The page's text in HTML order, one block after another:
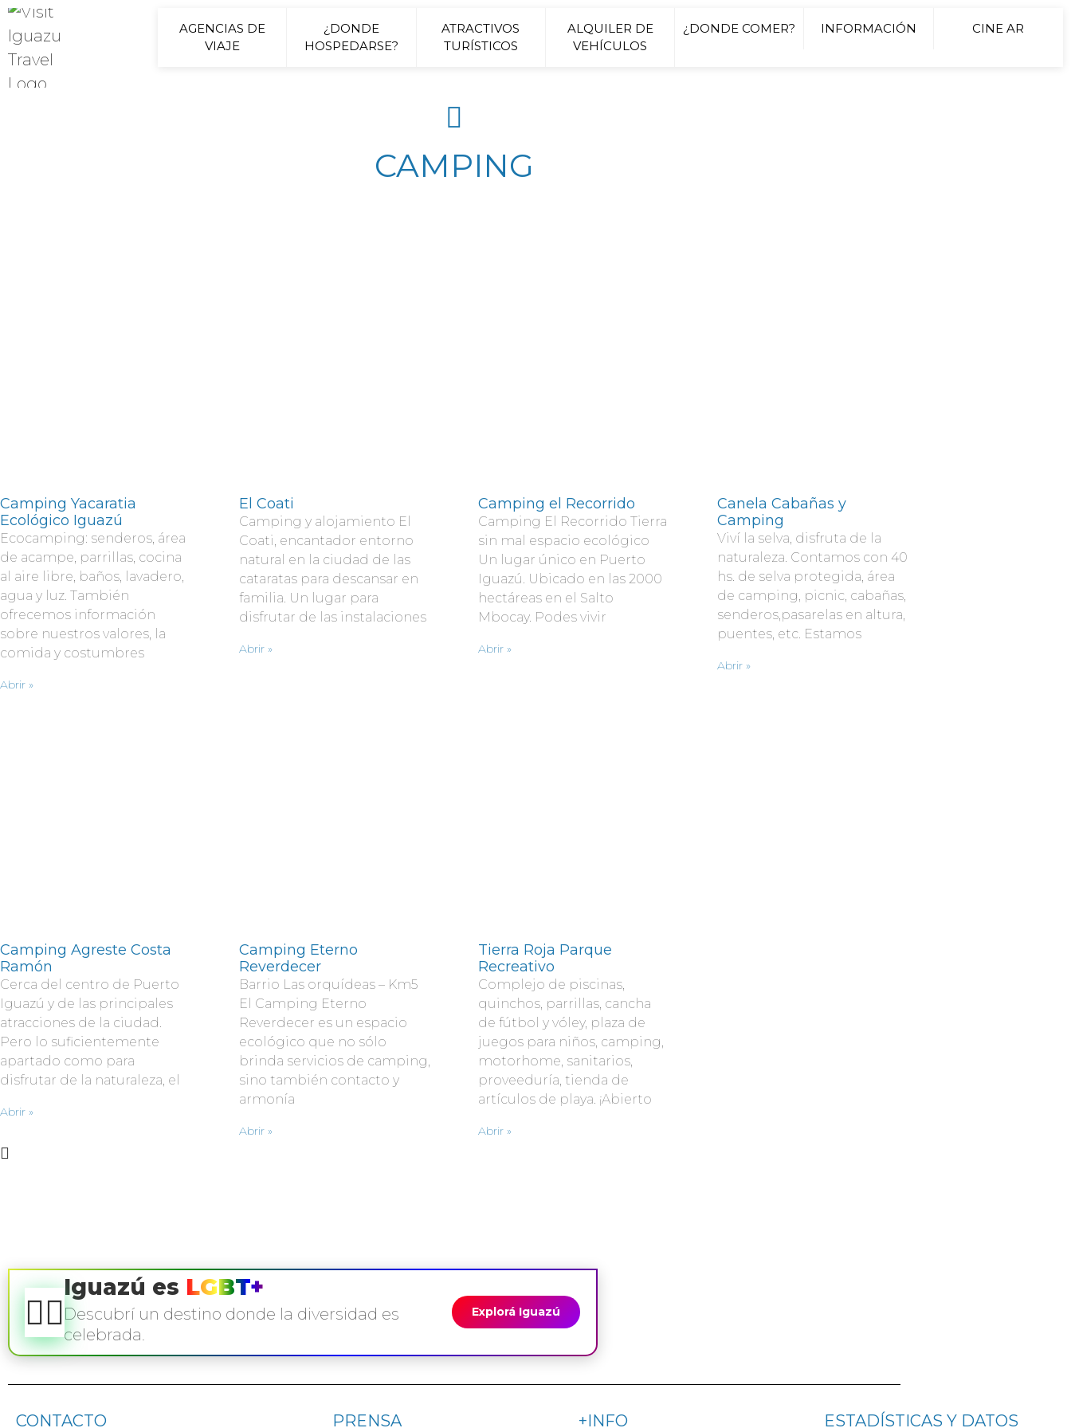
AGENCIAS DE
VIAJE
¿DONDE
HOSPEDARSE?
ATRACTIVOS
TURÍSTICOS
ALQUILER DE
VEHÍCULOS
¿DONDE COMER? INFORMACIÓN CINE AR
CAMPING
Camping Yacaratia
Ecológico Iguazú
Ecocamping: senderos, área
de acampe, parrillas, cocina
al aire libre, baños, lavadero,
agua y luz. También
ofrecemos información
sobre nuestros valores, la
comida y costumbres
Abrir »
El Coati
Camping y alojamiento El
Coati, encantador entorno
natural en la ciudad de las
cataratas para descansar en
familia. Un lugar para
disfrutar de las instalaciones
Abrir »
Camping el Recorrido
Camping El Recorrido Tierra
sin mal espacio ecológico
Un lugar único en Puerto
Iguazú. Ubicado en las 2000
hectáreas en el Salto
Mbocay. Podes vivir
Abrir »
Canela Cabañas y
Camping
Viví la selva, disfruta de la
naturaleza. Contamos con 40
hs. de selva protegida, área
de camping, picnic, cabañas,
senderos,pasarelas en altura,
puentes, etc. Estamos
Abrir »
Camping Agreste Costa
Ramón
Cerca del centro de Puerto
Iguazú y de las principales
atracciones de la ciudad.
Pero lo suficientemente
apartado como para
disfrutar de la naturaleza, el
Abrir »
Camping Eterno
Reverdecer
Barrio Las orquídeas – Km5
El Camping Eterno
Reverdecer es un espacio
ecológico que no sólo
brinda servicios de camping,
sino también contacto y
armonía
Abrir »
Tierra Roja Parque
Recreativo
Complejo de piscinas,
quinchos, parrillas, cancha
de fútbol y vóley, plaza de
juegos para niños, camping,
motorhome, sanitarios,
proveeduría, tienda de
artículos de playa. ¡Abierto
Abrir »
🏳️‍🌈
Iguazú es LGBT+
Descubrí un destino donde la diversidad es
celebrada.
Explorá Iguazú
CONTACTO PRENSA +INFO ESTADÍSTICAS Y DATOS